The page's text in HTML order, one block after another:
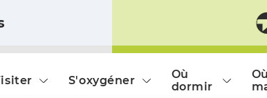
S'oxygéner
Où
dormir
Où